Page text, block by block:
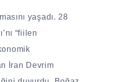
yaşadı. 28
“fiilen
İran Devrim